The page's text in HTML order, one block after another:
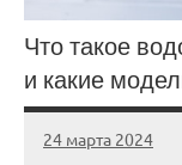
Что такое
и какие
24 марта 2024
avto_drive72
Нет